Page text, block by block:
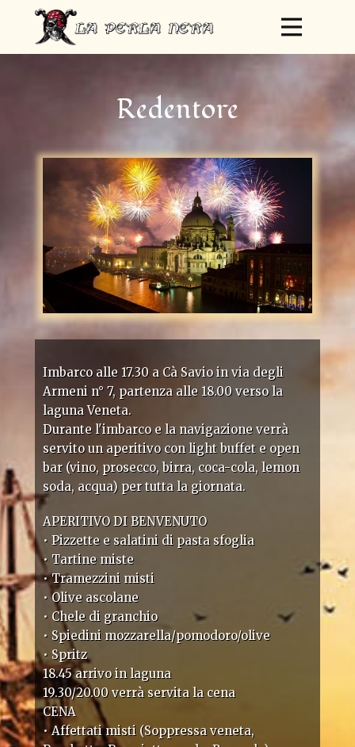
Redentore
Imbarco alle 17.30 a Cà Savio in via degli
Armeni n° 7, partenza alle 18.00 verso la
laguna Veneta.
Durante l'imbarco e la navigazione verrà
servito un aperitivo con light buffet e open
bar (vino, prosecco, birra, coca-cola, lemon
soda, acqua) per tutta la giornata.
APERITIVO DI BENVENUTO
• Pizzette e salatini di pasta sfoglia
• Tartine miste
• Tramezzini misti
• Olive ascolane
• Chele di granchio
• Spiedini mozzarella/pomodoro/olive
• Spritz
18.45 arrivo in laguna
19.30/20.00 verrà servita la cena
CENA
• Affettati misti (Soppressa veneta,